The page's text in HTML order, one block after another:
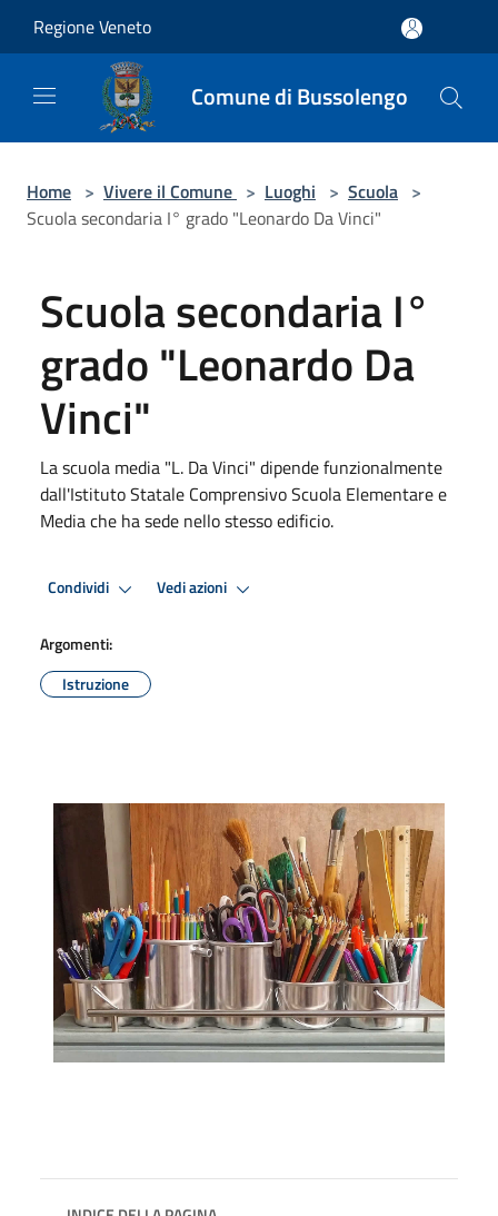
Regione Veneto
Comune di Bussolengo
Home > Vivere il Comune > Luoghi > Scuola >
Scuola secondaria I° grado "Leonardo Da Vinci"
Scuola secondaria I°
grado "Leonardo Da
Vinci"
La scuola media "L. Da Vinci" dipende funzionalmente
dall'Istituto Statale Comprensivo Scuola Elementare e
Media che ha sede nello stesso edificio.
Condividi Vedi azioni
Argomenti:
Istruzione